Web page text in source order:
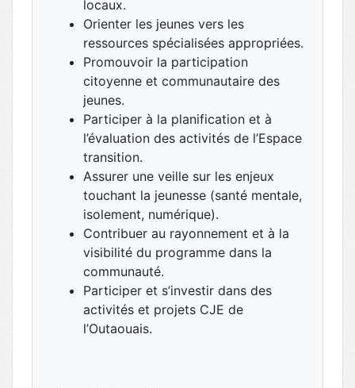
locaux.
Orienter les jeunes vers les
ressources spécialisées appropriées.
Promouvoir la participation
citoyenne et communautaire des
jeunes.
Participer à la planification et à
l’évaluation des activités de l’Espace
transition.
Assurer une veille sur les enjeux
touchant la jeunesse (santé mentale,
isolement, numérique).
Contribuer au rayonnement et à la
visibilité du programme dans la
communauté.
Participer et s’investir dans des
activités et projets CJE de
l’Outaouais.